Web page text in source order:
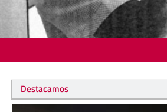
Destacamos